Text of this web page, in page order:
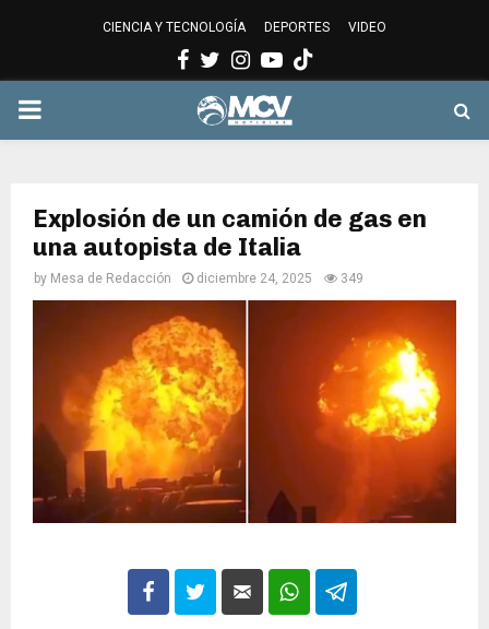
CIENCIA Y TECNOLOGÍA DEPORTES VIDEO
Facebook
Twitter
Instagram
Youtube
PRIMARY
Explosión de un camión de gas en
una autopista de Italia
by Mesa de Redacción diciembre 24, 2025 349